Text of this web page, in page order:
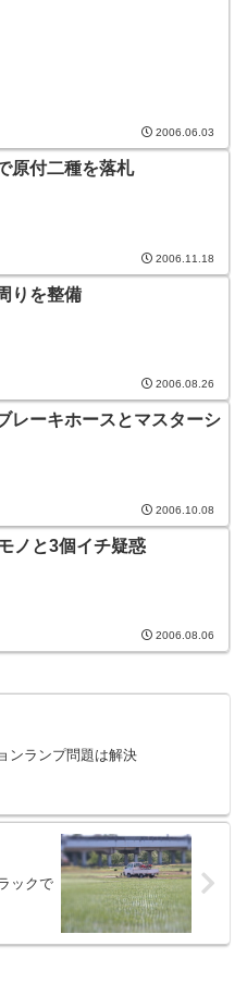
2006.06.03
原付二種を落札
2006.11.18
りを整備
2006.08.26
レーキホースとマスターシ
2006.10.08
ノと3個イチ疑惑
2006.08.06
ンランプ問題は解決
ックで